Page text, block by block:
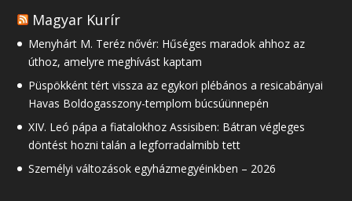
Magyar Kurír
Menyhárt M. Teréz nővér: Hűséges maradok ahhoz az
úthoz, amelyre meghívást kaptam
Püspökként tért vissza az egykori plébános a resicabányai
Havas Boldogasszony-templom búcsúünnepén
XIV. Leó pápa a fiatalokhoz Assisiben: Bátran végleges
döntést hozni talán a legforradalmibb tett
Személyi változások egyházmegyéinkben – 2026